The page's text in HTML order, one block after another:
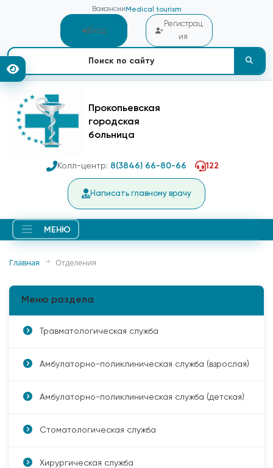
Вакансии Medical tourism
Вход
Регистрац
ия
Прокопьевская
городская
больница
Колл-центр: 8(3846) 66-80-66 122
Написать главному врачу
МЕНЮ
Главная Отделения
Меню раздела
Травматологическая служба
Амбулаторно-поликлиническая служба (взрослая)
Амбулаторно-поликлиническая служба (детская)
Стоматологическая служба
Хирургическая служба